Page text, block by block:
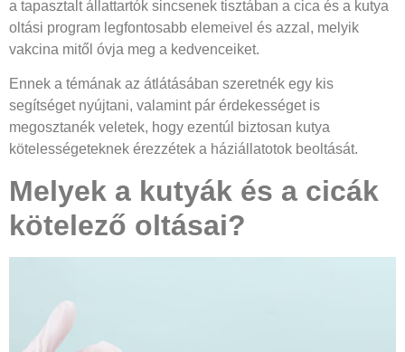
Kisállat-biztosítás
a tapasztalt állattartók sincsenek tisztában a cica és a kutya
oltási program legfontosabb elemeivel és azzal, melyik
vakcina mitől óvja meg a kedvenceiket.
Ennek a témának az átlátásában szeretnék egy kis
segítséget nyújtani, valamint pár érdekességet is
megosztanék veletek, hogy ezentúl biztosan kutya
kötelességeteknek érezzétek a háziállatotok beoltását.
Melyek a kutyák és a cicák
kötelező oltásai?